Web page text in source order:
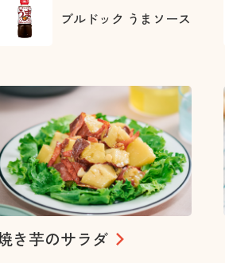
ブルドック うまソース
き芋のサラダ